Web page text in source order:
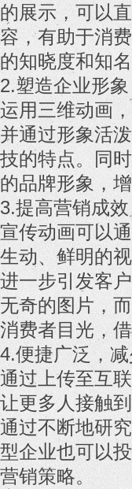
的展示，可以
容，有助于消
的知晓度和知
2.塑造企业形
运用三维动画
并通过形象活
技的特点。同
的品牌形象，
3.提高营销成
宣传动画可以
生动、鲜明的
进一步引发客
无奇的图片，
消费者目光，
4.便捷广泛，
通过上传至互
让更多人接触
通过不断地研
型企业也可以
营销策略。